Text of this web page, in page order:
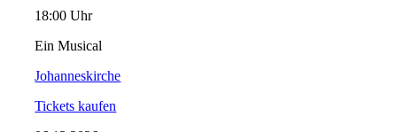
18:00 Uhr
Ein Musical
Johanneskirche
Tickets kaufen